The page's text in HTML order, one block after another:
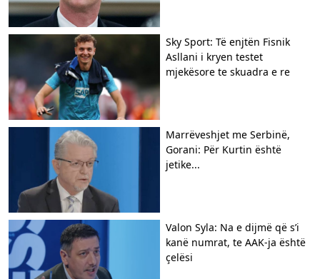
Sky Sport: Të enjtën Fisnik
Asllani i kryen testet
mjekësore te skuadra e re
Marrëveshjet me Serbinë,
Gorani: Për Kurtin është
jetike...
Valon Syla: Na e dijmë që s’i
kanë numrat, te AAK-ja është
çelësi